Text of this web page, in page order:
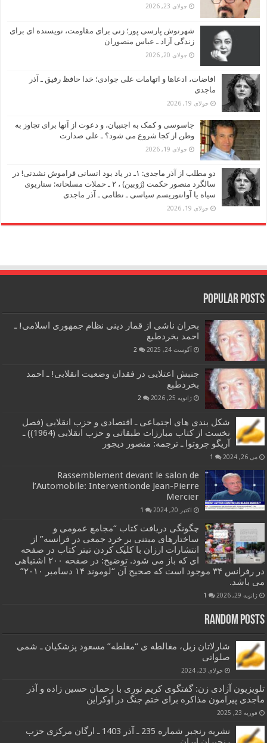
جولای 23, 2026
شهرنوش پارسی پور؛ زنی برای مقاومت، نویسنده ای برای
زندگی آزاد ـ عباس منصوران
جولای 20, 2026
افاضات، ادعاها و اتهامات علی جوادی؛ خدا حافظ رفیق ـ آذر
ماجدی
جولای 19, 2026
جاسوسی و کمک به اجنبیان، و دعوت از آنها برای تجاوز به
وطن از کجا شروع می شود؟ ـ علی صدارت
جولای 19, 2026
دو مطلب از آذر ماجدی: ۱ـ در یاد بود انسانی فراموش نشدنی! در
سالگرد منصور حکمت (ژوبین) ، ۲ ـ حملات مسلحانه: سناریوی
سیاه یا آوانتوریسم سیاسی ـ نظامی ـ آذر ماجدی
جولای 19, 2026
Popular Posts
بحران ناشی از قمار دینی نظام جمهوری اسلامی! ـ
احمد بخردطبع
آگوست 24, 2025 2
جنبش اعتلایی در فقدان وضعیت انقلابی! ـ احمد
بخردطبع
ژانویه 25, 2026 2
شکل بندی های اجتماعی ـ اقتصادی و حزب انقلابی (فصل
نخست از کتاب مبارزات طبقاتی و حزب انقلابی (1964)) ـ
آریگو چروتوا ـ ترجمه: منصور دیجور
می 26, 2024 1
Rassemblement devant le salon de
l’Automobile: Interventionde Jean-Pierre
Mercier
اکتبر 20, 2024 1
چگونگی دریافت کتاب “مجامع عمومی و
ساختارهای مبتنی بر خرد جمعی در فرانسه” از
انتشارات ارزان با کلیک کردن تیتر کتاب در صفحه
ای که باز می شود. توضیح: در صفحه ۲۰۰ اشتباهی
در رفرانس ۳۴ موجود است که صحیح آن “لوموند ۱۴ دسامبر ۲۰۱۰”
می باشد.
ژانویه 29, 2026 1
Random Posts
شارلاتان زبل، مغالطه ی “مغلطه” مسعود پزشکیان ـ شمی
صلواتی
جولای 23, 2024
تلویزیون آزادی زن: گفتگوی کریم نوری با رحمان حسین زاده و آذر
ماجدی پیرامون مذاکره برای ختم جنگ در اوکراین
فوریه 23, 2025
نشریه رنجبر شماره 235 ـ آذر 1403 ـ ارگان مرکزی حزب